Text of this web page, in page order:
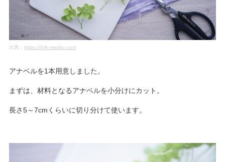
出典： https://folk-media.com/
アナベルを1本用意しました。
まずは、材料となるアナベルを小分けにカット。
長さ5～7cmくらいに切り分けて使います。